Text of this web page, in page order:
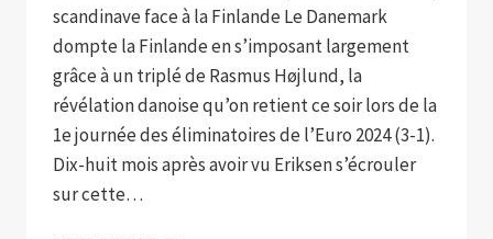
scandinave face à la Finlande Le Danemark
dompte la Finlande en s’imposant largement
grâce à un triplé de Rasmus Højlund, la
révélation danoise qu’on retient ce soir lors de la
1e journée des éliminatoires de l’Euro 2024 (3-1).
Dix-huit mois après avoir vu Eriksen s’écrouler
sur cette…